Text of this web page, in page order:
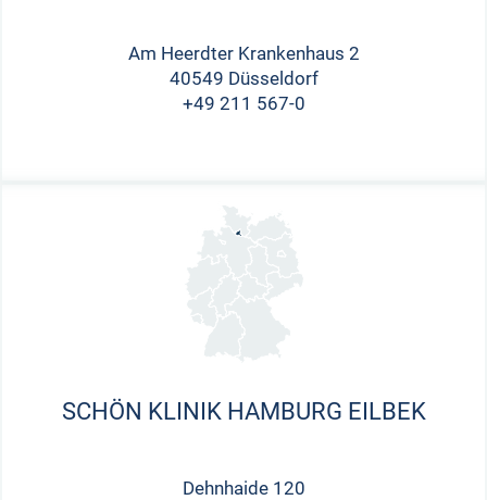
Am Heerdter Krankenhaus 2
40549 Düsseldorf
+49 211 567-0
SCHÖN KLINIK HAMBURG EILBEK
Dehnhaide 120